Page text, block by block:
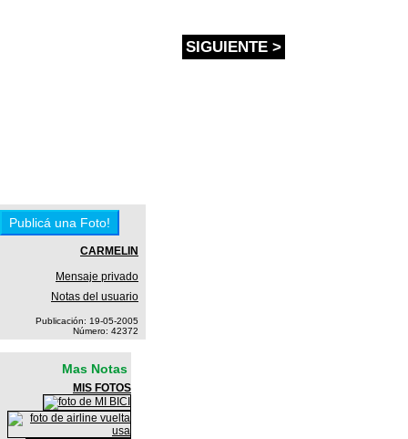
SIGUIENTE >
CARMELIN
Mensaje privado
Notas del usuario
Publicación: 19-05-2005
Número: 42372
Mas Notas
MIS FOTOS